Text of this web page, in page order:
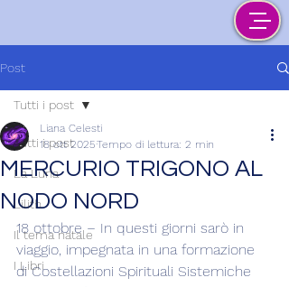
Post
Tutti i post
La Luna
Lilith
Il tema natale
I Libri
Tutti i post
MERCURIO TRIGONO AL
NODO NORD
Liana Celesti
18 ott 2025Tempo di lettura: 2 min
18 ottobre – In questi giorni sarò in
viaggio, impegnata in una formazione
di Costellazioni Spirituali Sistemiche